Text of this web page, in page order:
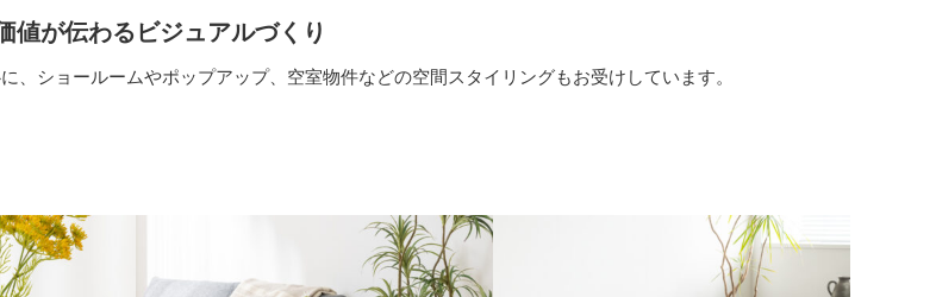
値が伝わるビジュアルづくり
、ショールームやポップアップ、空室物件などの空間スタイリングもお受けしています。